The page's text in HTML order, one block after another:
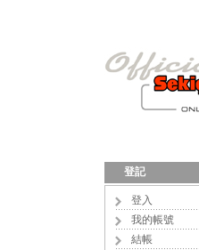
登記
登入
我的帳號
結帳